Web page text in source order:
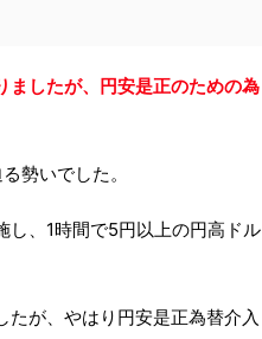
ましたが、円安是正のための為
勢いでした。
し、1時間で5円以上の円高ドル
たが、やはり円安是正為替介入